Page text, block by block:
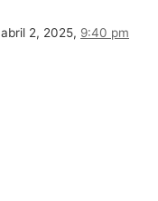
abril 2, 2025, 9:40 pm